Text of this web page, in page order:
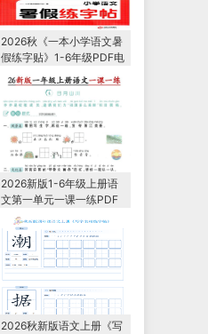
2026秋《一本小学语文暑
假练字贴》1-6年级PDF电
子版下载
2026新版1-6年级上册语
文第一单元一课一练PDF
电子版下载
2026秋新版语文上册《写